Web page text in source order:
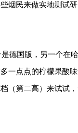
烟民来做实地测试研
德国版，另一个在
一点点的柠檬果酸
（第二高）来试试